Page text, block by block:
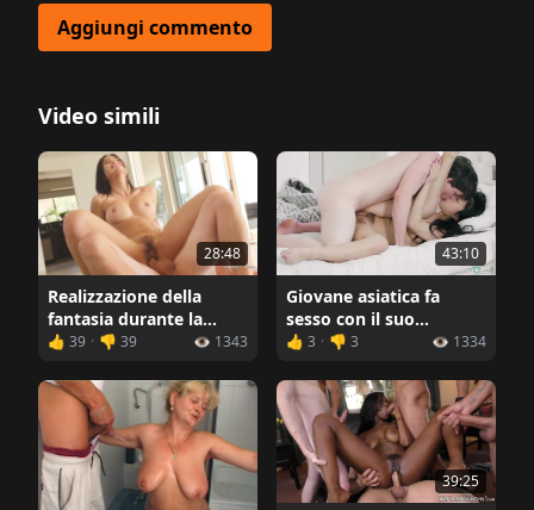
Aggiungi commento
Video simili
28:48
Realizzazione della
fantasia durante la
masturbazione di una
👍 39 · 👎 39 👁️ 1343
43:10
Giovane asiatica fa
sesso con il suo
fidanzato dopo il caffè
👍 3 · 👎 3 👁️ 1334
39:25